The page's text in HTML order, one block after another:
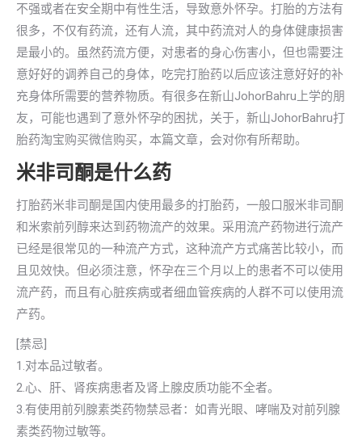
不强或者在安全期中有性生活，导致意外怀孕。打胎的方法有
很多，不仅有药流，还有人流，其中药流对人的身体健康损害
是最小的。虽然药流方便，对患者的身心伤害小，但也需要注
意好好的调养自己的身体，吃完打胎药以后应该注意好好的补
充身体所需要的营养物质。有很多在新山JohorBahru上学的朋
友，可能也遇到了意外怀孕的困扰，关于，新山JohorBahru打
胎药淘宝购买微信购买，本篇文章，会对你有所帮助。
米非司酮是什么药
打胎药米非司酮是国内使用最多的打胎药，一般口服米非司酮
和米索前列醇来达到药物流产的效果。采用流产药物进行流产
已经是很常见的一种流产方式，这种流产方式痛苦比较小，而
且见效快。但必须注意，怀孕在三个月以上的患者不可以使用
流产药，而且有心脏疾病或者细血管疾病的人群不可以使用流
产药。
[禁忌]
1.对本品过敏者。
2.心、肝、肾疾病患者及肾上腺皮质功能不全者。
3.有使用前列腺素类药物禁忌者：如青光眼、哮喘及对前列腺
素类药物过敏等。